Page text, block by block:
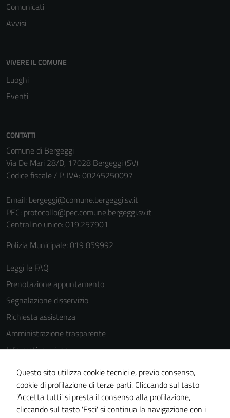
Comunicati
Avvisi
VIVERE IL COMUNE
Luoghi
Eventi
CONTATTI
Comune di Bergeggi
Via De Mari 28/D, 17028 Bergeggi (SV)
Codice fiscale / P. IVA: 00245250097
Email: bergeggi@comune.bergeggi.sv.it
PEC: protocollo@pec.comune.bergeggi.sv.it
Centralino unico: 019.257901
Polizia Municipale: 019 859992
Leggi le FAQ
Prenotazione appuntamento
Segnalazione disservizio
Richiesta assistenza
Amministrazione trasparente
Informativa privacy
Cookie Policy
Note legali
Dichiarazione di accessibilità
Questo sito utilizza cookie tecnici e, previo consenso,
cookie di profilazione di terze parti. Cliccando sul tasto
'Accetta tutti' si presta il consenso alla profilazione,
cliccando sul tasto 'Esci' si continua la navigazione con i